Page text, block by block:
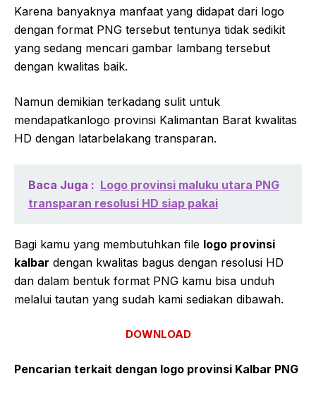
Karena banyaknya manfaat yang didapat dari logo
dengan format PNG tersebut tentunya tidak sedikit
yang sedang mencari gambar lambang tersebut
dengan kwalitas baik.
Namun demikian terkadang sulit untuk
mendapatkanlogo provinsi Kalimantan Barat kwalitas
HD dengan latarbelakang transparan.
Baca Juga : Logo provinsi maluku utara PNG
transparan resolusi HD siap pakai
Bagi kamu yang membutuhkan file logo provinsi
kalbar dengan kwalitas bagus dengan resolusi HD
dan dalam bentuk format PNG kamu bisa unduh
melalui tautan yang sudah kami sediakan dibawah.
DOWNLOAD
Pencarian terkait dengan logo provinsi Kalbar PNG